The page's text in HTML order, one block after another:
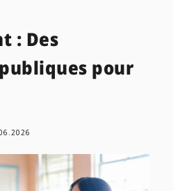
: Des
pour